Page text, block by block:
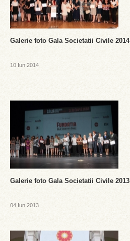
Galerie foto Gala Societatii Civile 2014
10 Iun 2014
Galerie foto Gala Societatii Civile 2013
04 Iun 2013